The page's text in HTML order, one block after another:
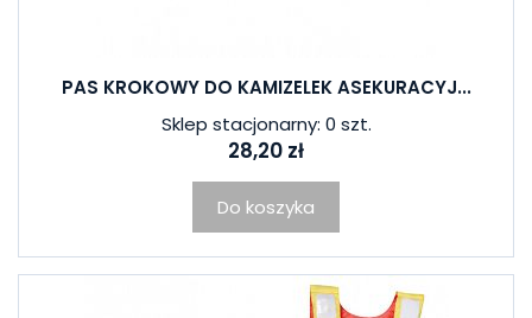
PAS KROKOWY DO KAMIZELEK ASEKURACYJ...
Sklep stacjonarny: 0 szt.
28,20 zł
Do koszyka